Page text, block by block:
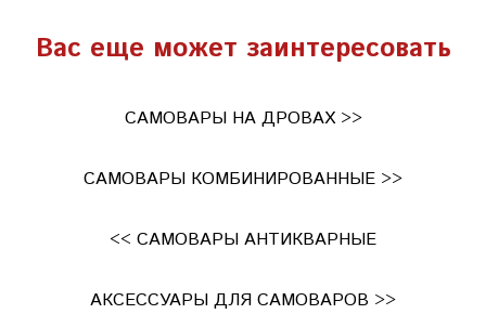
Вас еще может заинтересовать
САМОВАРЫ НА ДРОВАХ >>
САМОВАРЫ КОМБИНИРОВАННЫЕ >>
<< САМОВАРЫ АНТИКВАРНЫЕ
АКСЕССУАРЫ ДЛЯ САМОВАРОВ >>